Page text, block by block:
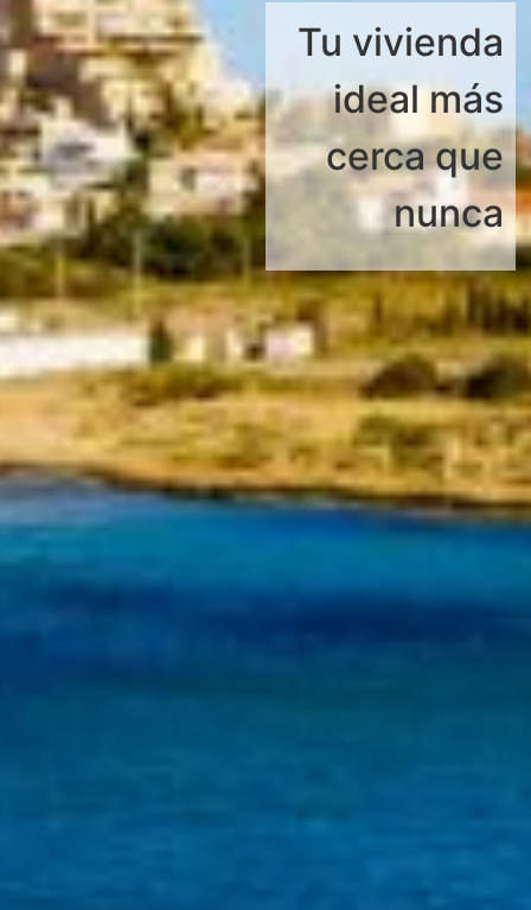
Tu vivienda
ideal más
cerca que
nunca